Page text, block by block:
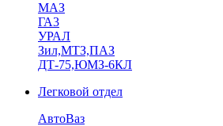
МАЗ
ГА3
УРАЛ
Зил,МТЗ,ПАЗ
ДТ-75,ЮМЗ-6КЛ
Легковой отдел
АвтоВаз